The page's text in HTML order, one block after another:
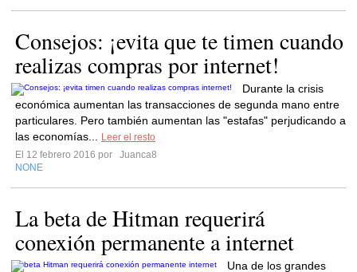
Consejos: ¡evita que te timen cuando
realizas compras por internet!
Durante la crisis
económica aumentan las transacciones de segunda mano entre
particulares. Pero también aumentan las "estafas" perjudicando a
las economías...
Leer el resto
El 12 febrero 2016 por
Juanca8
NONE
La beta de Hitman requerirá
conexión permanente a internet
Una de los grandes